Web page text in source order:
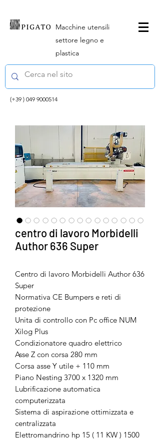
Macchine utensili
settore legno e
plastica
(+39 ) 049 9000514
centro di lavoro Morbidelli
Author 636 Super
Centro di lavoro Morbidelli Author 636
Super
Normativa CE Bumpers e reti di
protezione
Unita di controllo con Pc office NUM
Xilog Plus
Condizionatore quadro elettrico
Asse Z con corsa 280 mm
Corsa asse Y utile + 110 mm
Piano Nesting 3700 x 1320 mm
Lubrificazione automatica
computerizzata
Sistema di aspirazione ottimizzata e
centralizzata
Elettromandrino hp 15 ( 11 KW ) 1500